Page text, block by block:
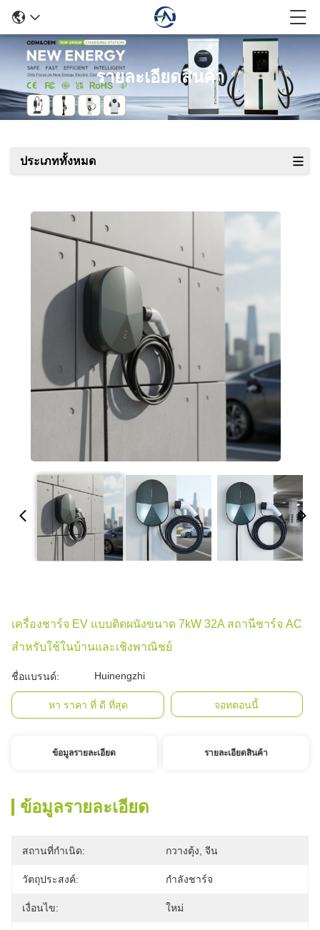
รายละเอียดสินค้า
ประเภททั้งหมด
เครื่องชาร์จ EV แบบติดผนังขนาด 7kW 32A สถานีชาร์จ AC
สำหรับใช้ในบ้านและเชิงพาณิชย์
ชื่อแบรนด์: Huinengzhi
หา ราคา ที่ ดี ที่สุด จอทตอนนี้
ข้อมูลรายละเอียด รายละเอียดสินค้า
ข้อมูลรายละเอียด
สถานที่กำเนิด: กวางตุ้ง, จีน
วัตถุประสงค์: กำลังชาร์จ
เงื่อนไข: ใหม่